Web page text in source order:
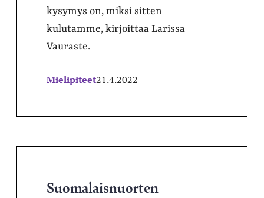
kysymys on, miksi sitten
kulutamme, kirjoittaa Larissa
Vauraste.
Mielipiteet21.4.2022
Suomalaisnuorten